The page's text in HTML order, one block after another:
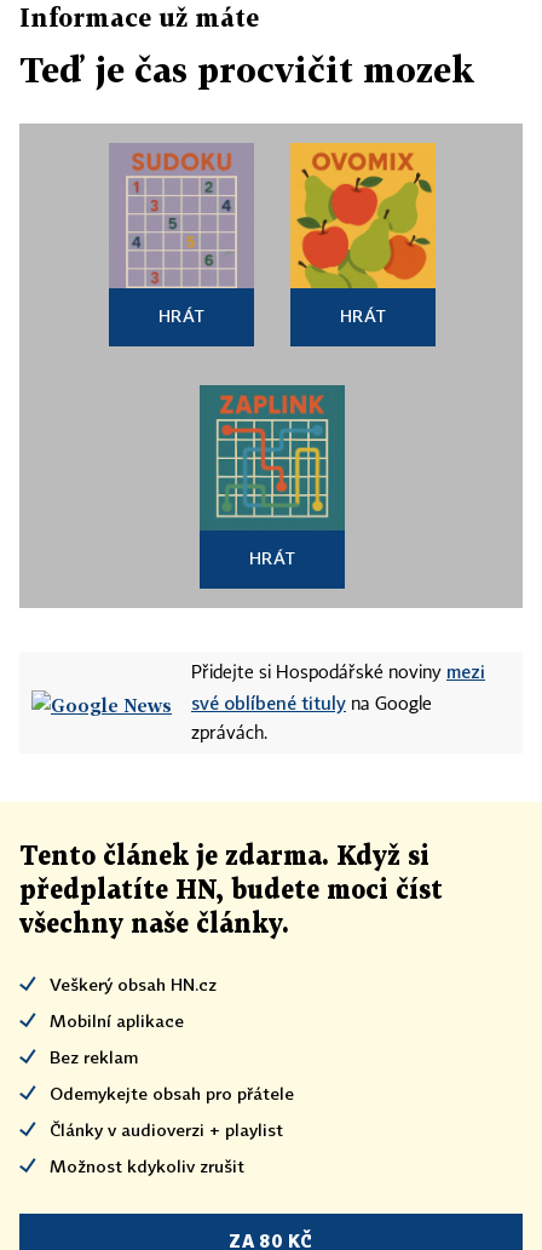
Informace už máte
Teď je čas procvičit mozek
HRÁT HRÁT
HRÁT
Přidejte si Hospodářské noviny mezi
své oblíbené tituly na Google
zprávách.
Tento článek je zdarma. Když si
předplatíte HN, budete moci číst
všechny naše články.
Veškerý obsah HN.cz
Mobilní aplikace
Bez reklam
Odemykejte obsah pro přátele
Články v audioverzi + playlist
Možnost kdykoliv zrušit
ZA 80 KČ